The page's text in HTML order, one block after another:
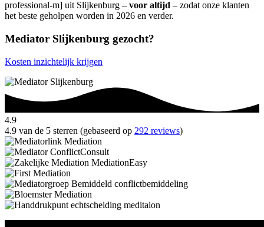
professional-m] uit Slijkenburg – voor altijd – zodat onze klanten
het beste geholpen worden in 2026 en verder.
Mediator Slijkenburg gezocht?
Kosten inzichtelijk krijgen
4.9
4.9 van de 5 sterren (gebaseerd op 292 reviews)